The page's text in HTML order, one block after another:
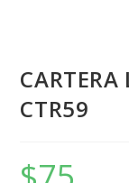
CTR59